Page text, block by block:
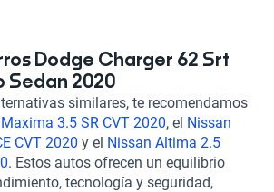
comodidad y seguridad con sus 5
de la tecnología a bordo con pantalla
Auto y control de crucero. Con un
calificación de 5 en potencia, el Dodge
AUTO 2020 es la combinación
y estilo. ¡Hazlo tuyo y vive la
un verdadero ícono automotriz!
Dodge Charger 62 Srt
Sedan 2020
similares, te recomendamos
3.5 SR CVT 2020, el Nissan
CVT 2020 y el Nissan Altima 2.5
. Estos autos ofrecen un equilibrio
tecnología y seguridad,